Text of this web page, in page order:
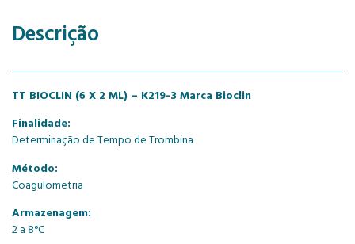
Descrição
TT BIOCLIN (6 X 2 ML) – K219-3 Marca Bioclin
Finalidade:
Determinação de Tempo de Trombina
Método:
Coagulometria
Armazenagem:
2 a 8°C